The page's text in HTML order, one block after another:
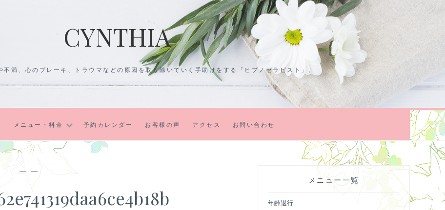
CYNTHIA
不満、心のブレーキ、トラウマなどの原因を取り除いていく手助けをする「ヒプノセラピスト」。
メニュー・料金 予約カレンダー お客様の声 アクセス お問い合わせ
— —
メニュー一覧
年齢退行